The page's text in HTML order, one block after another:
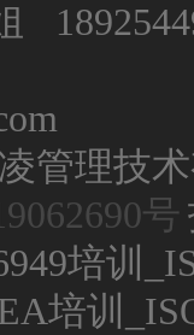
管理技
号
培训
培训